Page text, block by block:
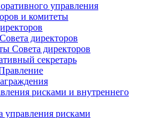
управления
и комитеты
директоров
Совета директоров
секретарь
рисками и внутреннего
управления рисками